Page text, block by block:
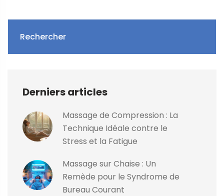
Rechercher
Derniers articles
Massage de Compression : La
Technique Idéale contre le
Stress et la Fatigue
Massage sur Chaise : Un
Remède pour le Syndrome de
Bureau Courant